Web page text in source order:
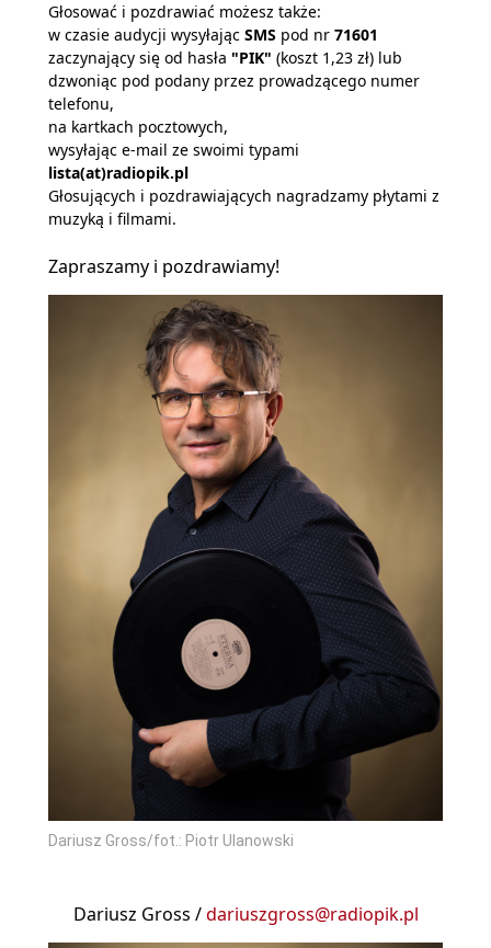
Głosować i pozdrawiać możesz także:
w czasie audycji wysyłając SMS pod nr 71601
zaczynający się od hasła "PIK" (koszt 1,23 zł) lub
dzwoniąc pod podany przez prowadzącego numer
telefonu,
na kartkach pocztowych,
wysyłając e-mail ze swoimi typami
lista(at)radiopik.pl
Głosujących i pozdrawiających nagradzamy płytami z
muzyką i filmami.
Zapraszamy i pozdrawiamy!
Dariusz Gross/fot.: Piotr Ulanowski
Dariusz Gross /dariuszgross@radiopik.pl